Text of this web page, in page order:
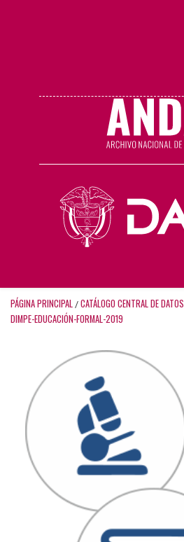
PÁGINA PRINCIPAL / CATÁLOGO CENTRAL DE DATOS
DIMPE-EDUCACIÓN-FORMAL-2019